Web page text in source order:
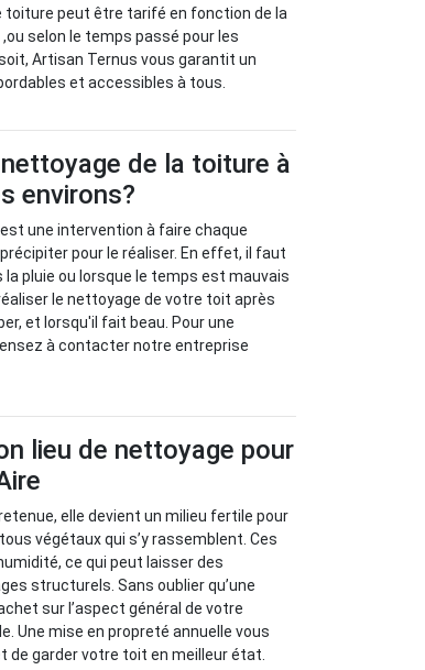
toiture peut être tarifé en fonction de la
selon le temps passé pour les
Artisan Ternus vous garantit un
et accessibles à tous.
de la toiture à
environs?
une intervention à faire chaque
pour le réaliser. En effet, il faut
pluie ou lorsque le temps est mauvais
le nettoyage de votre toit après
et lorsqu'il fait beau. Pour une
à contacter notre entreprise
lieu de nettoyage pour
elle devient un milieu fertile pour
végétaux qui s’y rassemblent. Ces
ce qui peut laisser des
structurels. Sans oublier qu’une
sur l’aspect général de votre
Une mise en propreté annuelle vous
de garder votre toit en meilleur état.